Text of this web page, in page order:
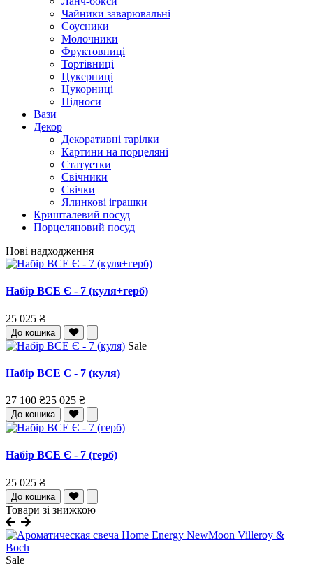
Чайники заварювальні
Соусники
Молочники
Фруктовниці
Тортівниці
Цукерниці
Цукорниці
Підноси
Вази
Декор
Декоративні тарілки
Картини на порцеляні
Статуетки
Свічники
Свічки
Ялинкові іграшки
Кришталевий посуд
Порцеляновий посуд
Нові надходження
Набір ВСЕ Є - 7 (куля+герб)
25 025 ₴
До кошика
Sale
Набір ВСЕ Є - 7 (куля)
27 100 ₴25 025 ₴
До кошика
Набір ВСЕ Є - 7 (герб)
25 025 ₴
До кошика
Товари зі знижкою
Sale